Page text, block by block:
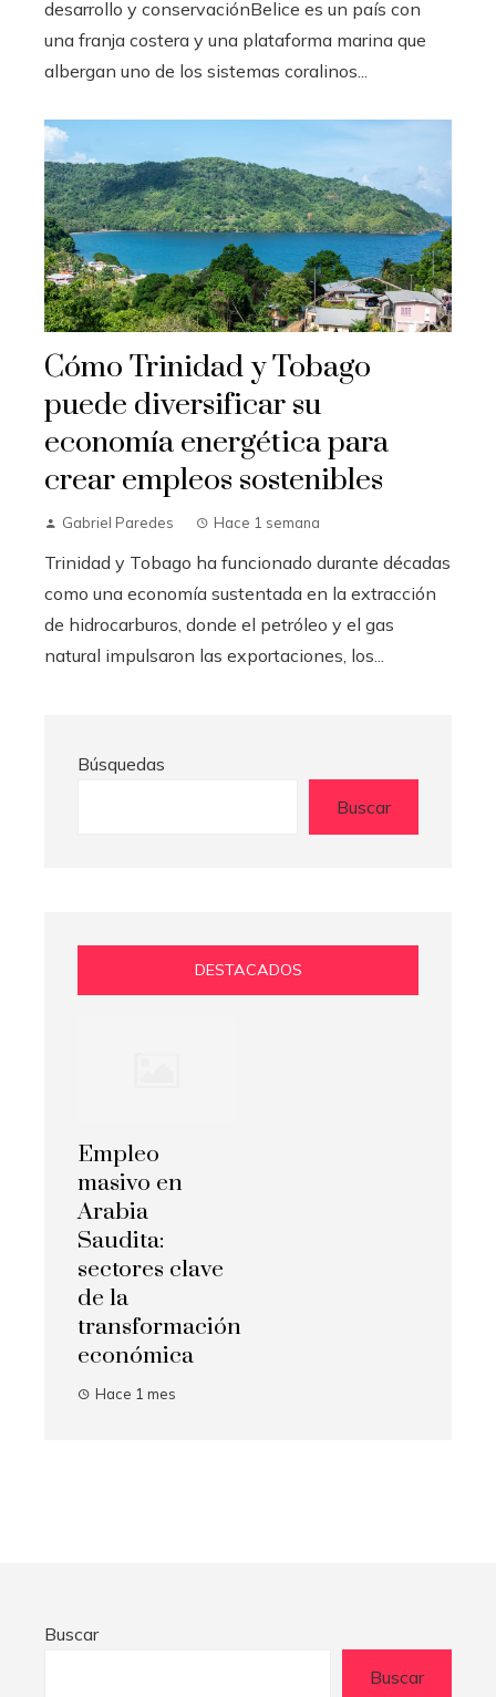
desarrollo y conservaciónBelice es un país con
una franja costera y una plataforma marina que
albergan uno de los sistemas coralinos...
Cómo Trinidad y Tobago
puede diversificar su
economía energética para
crear empleos sostenibles
Gabriel Paredes Hace 1 semana
Trinidad y Tobago ha funcionado durante décadas
como una economía sustentada en la extracción
de hidrocarburos, donde el petróleo y el gas
natural impulsaron las exportaciones, los...
Búsquedas
Buscar
DESTACADOS
Empleo
masivo en
Arabia
Saudita:
sectores clave
de la
transformación
económica
Hace 1 mes
Buscar
Buscar